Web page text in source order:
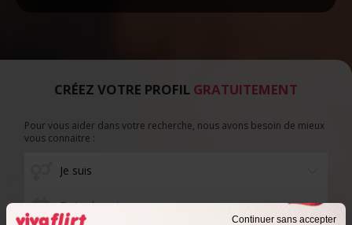
Continuer sans accepter
CRÉEZ VOTRE PROFIL GRATUITEMENT
Pour vous aider dans votre recherche, nous avons besoin de mieux
vous connaitre :
Date de naissance